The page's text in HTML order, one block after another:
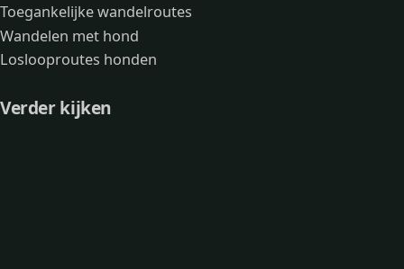
Toegankelijke wandelroutes
Wandelen met hond
Loslooproutes honden
Verder kijken